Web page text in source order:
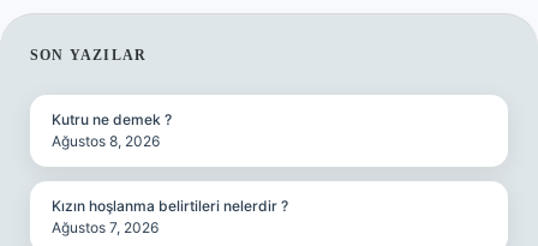
SIDEBAR
SON YAZILAR
Kutru ne demek ?
Ağustos 8, 2026
Kızın hoşlanma belirtileri nelerdir ?
Ağustos 7, 2026